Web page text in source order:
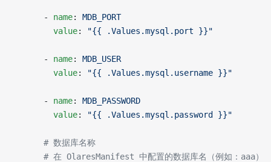
      -
name: MDB_PORT
        value
: "{{ .Values.mysql.port }}"
      -
name: MDB_USER
        value
: "{{ .Values.mysql.username }}"
      -
name: MDB_PASSWORD
        value
: "{{ .Values.mysql.password }}"
      # 数据库名称
      # 在 OlaresManifest 中配置的数据库名（例如：aaa）